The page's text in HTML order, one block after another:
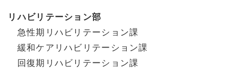
リハビリテーション部
急性期リハビリテーション課
緩和ケアリハビリテーション課
回復期リハビリテーション課